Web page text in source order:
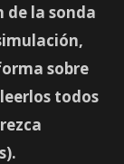
de la sonda
sobre
todos